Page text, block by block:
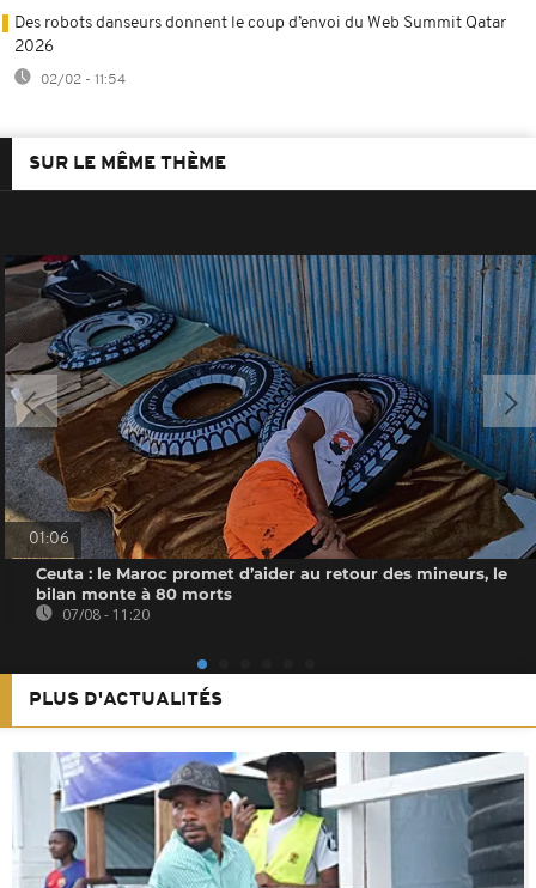
Des robots danseurs donnent le coup d’envoi du Web Summit Qatar
2026
02/02 - 11:54
SUR LE MÊME THÈME
01:06
Ceuta : le Maroc promet d’aider au retour des mineurs, le
bilan monte à 80 morts
07/08 - 11:20
PLUS D'ACTUALITÉS